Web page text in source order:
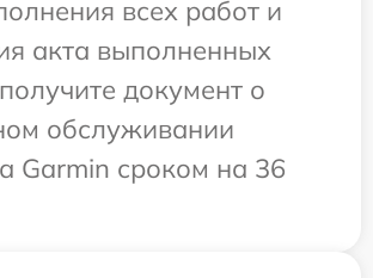
всех работ и
акта выполненных
документ о
обслуживании
Garmin сроком на 36